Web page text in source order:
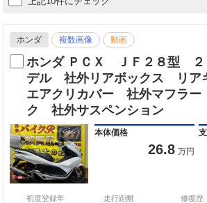
ホンダ 複数画像 動画
ホンダ ＰＣＸ ＪＦ２８型 ２
デル 社外リアボックス リア
エアクリカバー 社外マフラ
ク 社外サスペンション
本体価格
26.8 万円
初度登録年
走行距離
修復歴